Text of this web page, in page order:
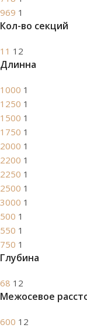
969 1
Кол-во секций
11 12
Длинна
1000 1
1250 1
1500 1
1750 1
2000 1
2200 1
2250 1
2500 1
3000 1
500 1
550 1
750 1
Глубина
68 12
Межосевое
600 12